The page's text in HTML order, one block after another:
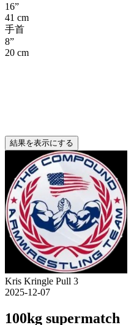
16”
41 cm
手首
8”
20 cm
結果を表示にする
Kris Kringle Pull 3
2025-12-07
100kg supermatch